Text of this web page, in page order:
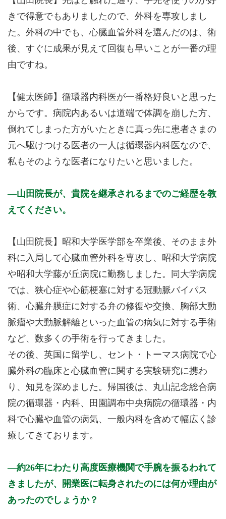
きで得意でもありましたので、外科を専攻しまし
た。外科の中でも、心臓血管外科を選んだのは、術
後、すぐに成果が見えて回復も早いことが一番の理
由ですね。
【健太医師】循環器内科医が一番格好良いと思った
からです。病院内あるいは道端で体調を崩した方、
倒れてしまった方がいたときに真っ先に患者さまの
元へ駆けつける医者の一人は循環器内科医なので、
私もそのような医者になりたいと思いました。
山田院長が、貴院を継承されるまでのご経歴を教
えてください。
【山田院長】昭和大学医学部を卒業後、そのまま外
科に入局して心臓血管外科を専攻し、昭和大学病院
や昭和大学藤が丘病院に勤務しました。同大学病院
では、狭心症や心筋梗塞に対する冠動脈バイパス
術、心臓弁膜症に対する弁の修復や交換、胸部大動
脈瘤や大動脈解離といった血管の病気に対する手術
など、数多くの手術を行ってきました。
その後、英国に留学し、セント・トーマス病院で心
臓外科の臨床と心臓血管に関する実験研究に携わ
り、知見を深めました。帰国後は、丸山記念総合病
院の循環器・内科、田園調布中央病院の循環器・内
科で心臓や血管の病気、一般内科を含めて幅広く診
療してきております。
約26年にわたり高度医療機関で手腕を振るわれて
きましたが、開業医に転身されたのには何か理由が
あったのでしょうか？